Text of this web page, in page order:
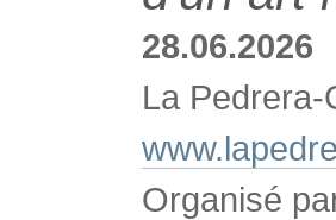
28.06.2026
La
Organisé